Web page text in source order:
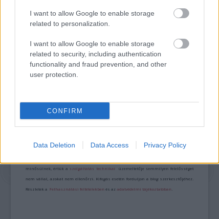
I want to allow Google to enable storage
related to personalization.
I want to allow Google to enable storage
related to security, including authentication
functionality and fraud prevention, and other
user protection.
CONFIRM
Data Deletion Data Access Privacy Policy
FELFELÉ HULLÓ ESŐ ÉS XENOBOTOK –
A bejegyzés trackback címe:
Kommentek:
minősülnek, értük a szolgáltatás technikai üzemeltetője semmilyen felelősséget
nem vállal, azokat nem ellenőrzi. Kifogás esetén forduljon a blog szerkesztőjéhez.
Részletek a Felhasználási feltételekben és azadatvédelmi tájékoztatóban